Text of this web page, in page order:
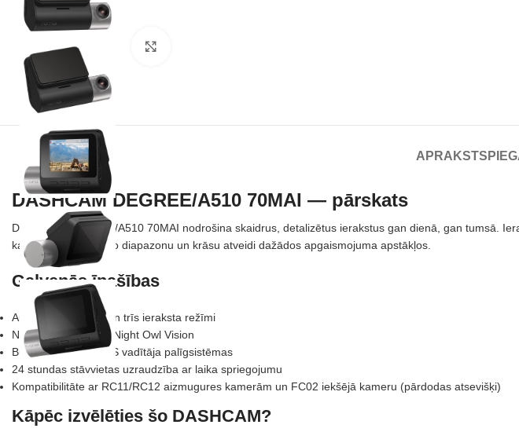
APRAKSTS
DASHCAM DEGREE/A510 70MAI — pārskats
DASHCAM DEGREE/A510 70MAI nodrošina skaidrus, detalizētus ierakstus gan dienā, gan tumsā.
kas uzlabo dinamisko diapazonu un krāsu atveidi dažādos apgaismojuma apstākļos.
Galvenās īpašības
Augsta izšķirtspēja un trīs ieraksta režīmi
Nakts uzlabojumi ar Night Owl Vision
Built-in GPS un ADAS vadītāja palīgsistēmas
24 stundas stāvvietas uzraudzība ar laika spriegojumu
Kompatibilitāte ar RC11/RC12 aizmugures kamerām un FC02 iekšējā kameru (pārdodas atsevišķi)
Kāpēc izvēlēties šo DASHCAM?